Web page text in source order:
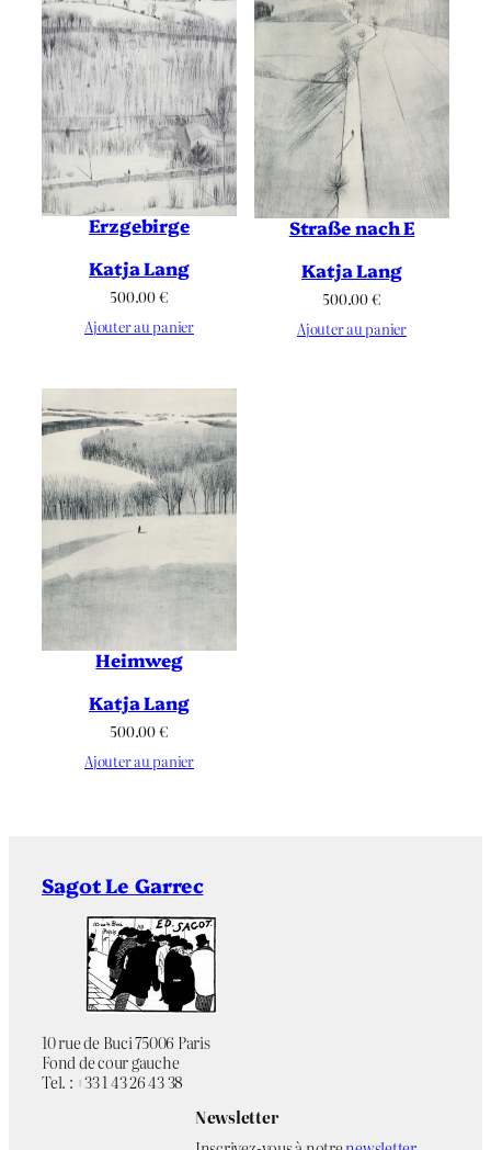
Erzgebirge
Katja Lang
500.00€
Ajouter au panier
Straße nach E
Katja Lang
500.00€
Ajouter au panier
Heimweg
Katja Lang
500.00€
Ajouter au panier
Sagot Le Garrec
10 rue de Buci 75006 Paris
Fond de cour gauche
Tel. : +33 1 43 26 43 38
Newsletter